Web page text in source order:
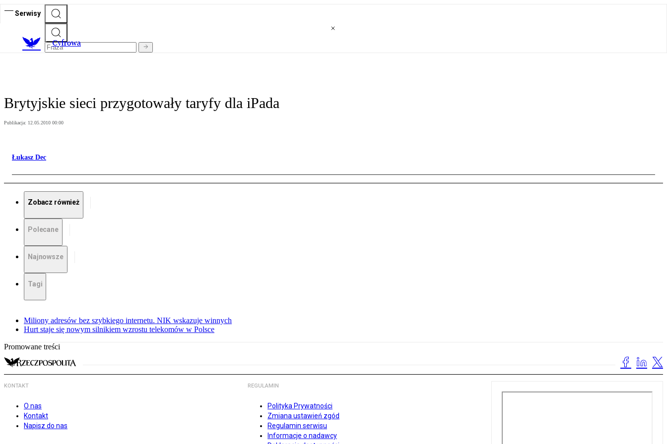
Serwisy
Cyfrowa
Brytyjskie sieci przygotowały taryfy dla iPada
Publikacja: 12.05.2010 00:00
Łukasz Dec
Zobacz również
Polecane
Najnowsze
Tagi
Miliony adresów bez szybkiego internetu. NIK wskazuje winnych
Hurt staje się nowym silnikiem wzrostu telekomów w Polsce
Promowane treści
KONTAKT
O nas
Kontakt
Napisz do nas
REGULAMIN
Polityka Prywatności
Zmiana ustawień zgód
Regulamin serwisu
Informacje o nadawcy